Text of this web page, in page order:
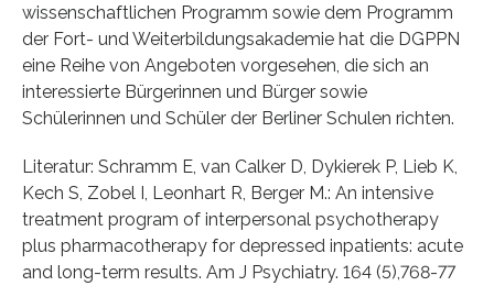
wissenschaftlichen Programm sowie dem Programm
der Fort- und Weiterbildungsakademie hat die DGPPN
eine Reihe von Angeboten vorgesehen, die sich an
interessierte Bürgerinnen und Bürger sowie
Schülerinnen und Schüler der Berliner Schulen richten.
Literatur: Schramm E, van Calker D, Dykierek P, Lieb K,
Kech S, Zobel I, Leonhart R, Berger M.: An intensive
treatment program of interpersonal psychotherapy
plus pharmacotherapy for depressed inpatients: acute
and long-term results. Am J Psychiatry. 164 (5),768-77